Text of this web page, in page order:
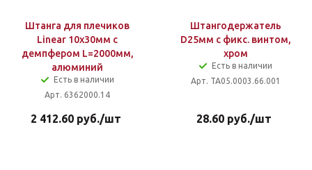
Штанга для плечиков
Linear 10х30мм c
демпфером L=2000мм,
алюминий
Есть в наличии
Арт. 6362000.14
2 412.60 руб./шт
Штангодержатель
D25мм с фикс. винтом,
хром
Есть в наличии
Арт. TA05.0003.66.001
28.60 руб./шт